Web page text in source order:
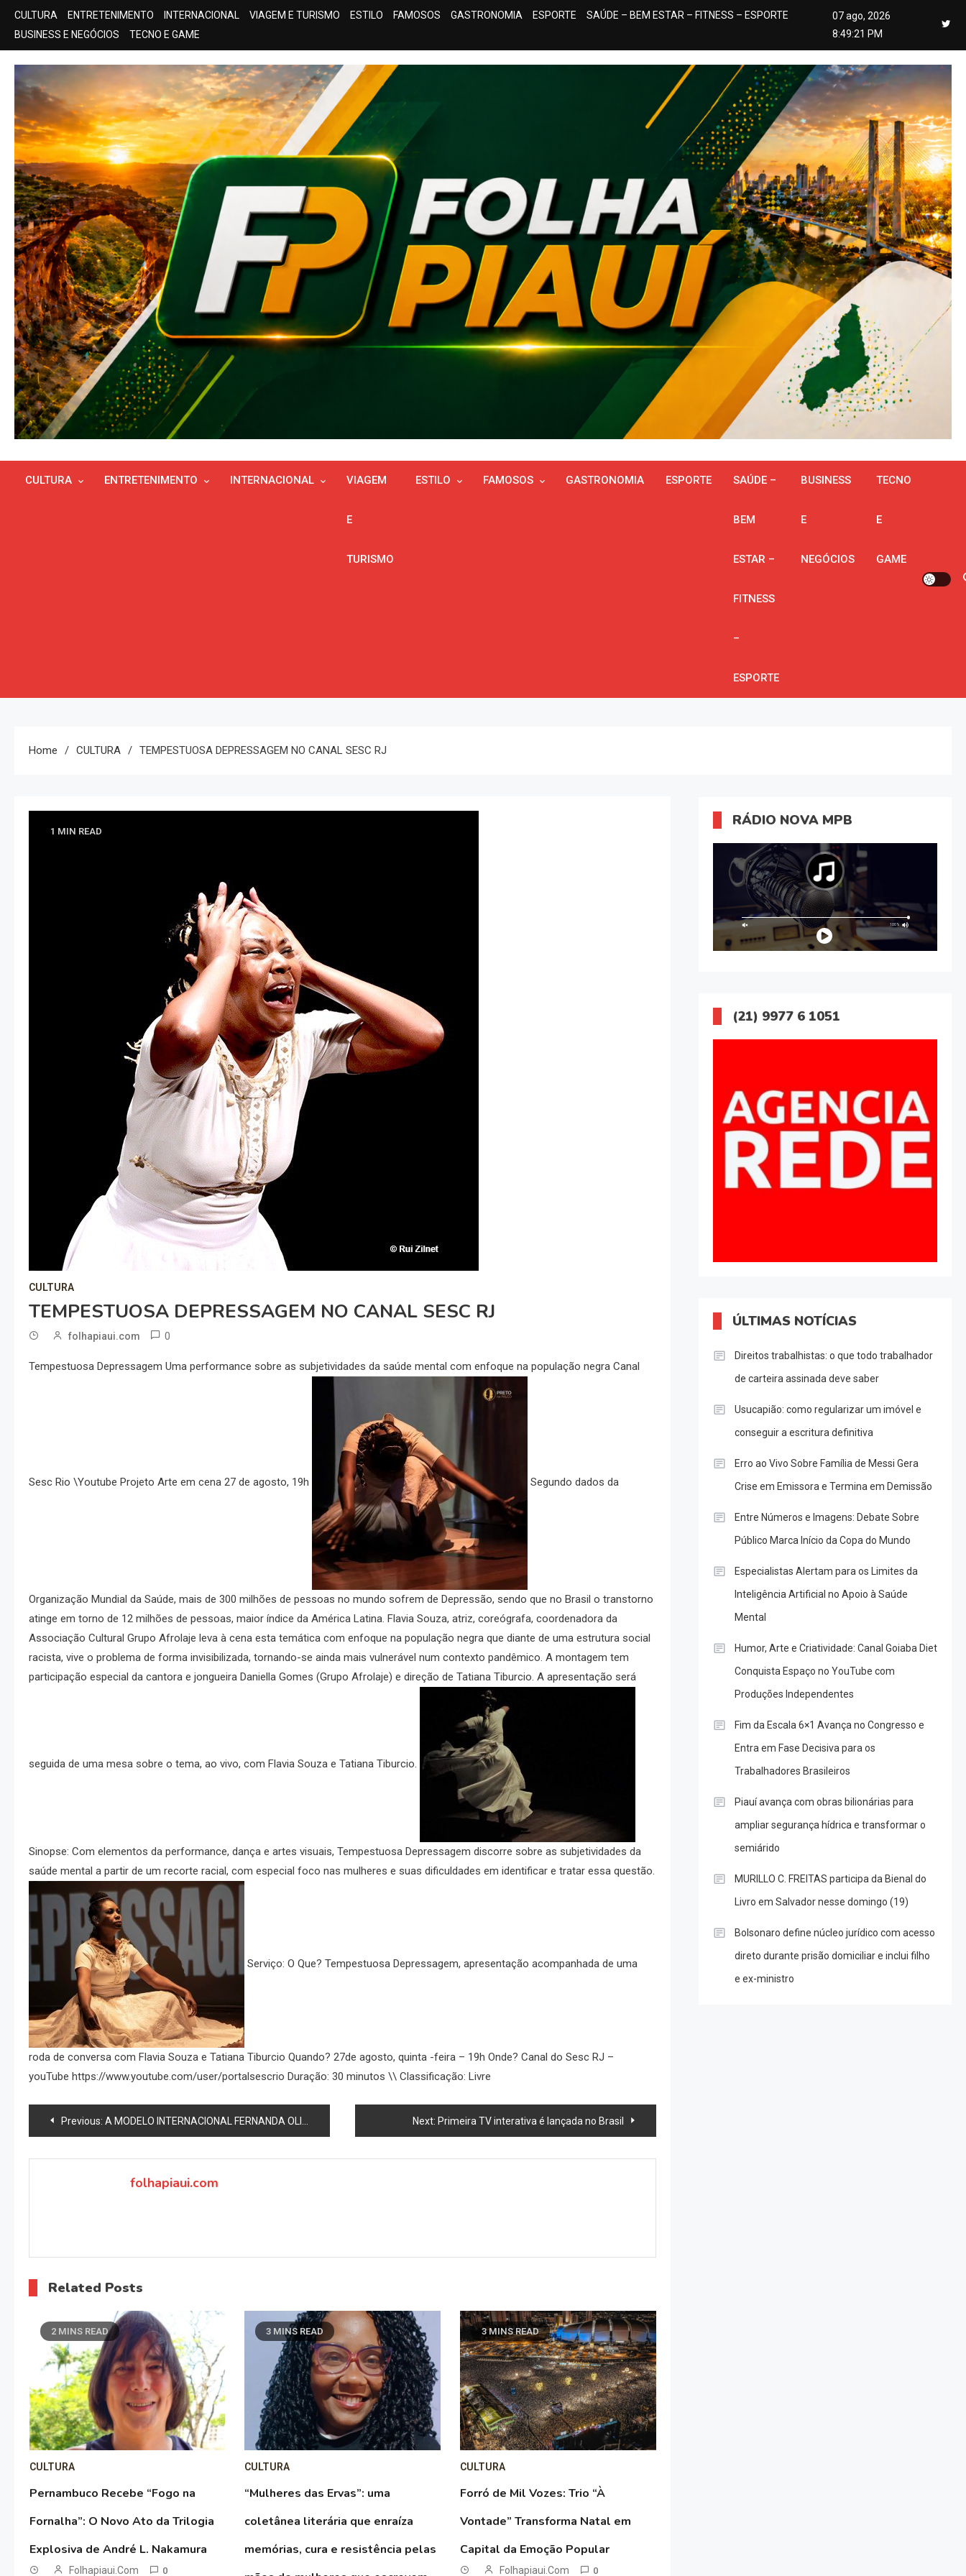
Skip
content
CULTURA ENTRETENIMENTO INTERNACIONAL VIAGEM E TURISMO ESTILO FAMOSOS GASTRONOMIA ESPORTE
SAÚDE – BEM ESTAR – FITNESS – ESPORTE
BUSINESS E NEGÓCIOS
TECNO E GAME
07 ago, 2026
8:49:23 PM
CULTURA ENTRETENIMENTO INTERNACIONAL VIAGEM
E
TURISMO
ESTILO FAMOSOS GASTRONOMIA ESPORTE SAÚDE –
BEM
ESTAR –
FITNESS
–
ESPORTE
BUSINESS
E
NEGÓCIOS
TECNO
E
GAME
Home CULTURA TEMPESTUOSA DEPRESSAGEM NO CANAL SESC RJ
1 MIN READ
CULTURA
TEMPESTUOSA DEPRESSAGEM NO CANAL SESC RJ
folhapiaui.com 0
Tempestuosa Depressagem Uma performance sobre as subjetividades da saúde mental com enfoque na população negra Canal
Sesc Rio \Youtube Projeto Arte em cena 27 de agosto, 19h Segundo dados da
Organização Mundial da Saúde, mais de 300 milhões de pessoas no mundo sofrem de Depressão, sendo que no Brasil o transtorno
atinge em torno de 12 milhões de pessoas, maior índice da América Latina. Flavia Souza, atriz, coreógrafa, coordenadora da
Associação Cultural Grupo Afrolaje leva à cena esta temática com enfoque na população negra que diante de uma estrutura social
racista, vive o problema de forma invisibilizada, tornando-se ainda mais vulnerável num contexto pandêmico. A montagem tem
participação especial da cantora e jongueira Daniella Gomes (Grupo Afrolaje) e direção de Tatiana Tiburcio. A apresentação será
seguida de uma mesa sobre o tema, ao vivo, com Flavia Souza e Tatiana Tiburcio.
Sinopse: Com elementos da performance, dança e artes visuais, Tempestuosa Depressagem discorre sobre as subjetividades da
saúde mental a partir de um recorte racial, com especial foco nas mulheres e suas dificuldades em identificar e tratar essa questão.
Serviço: O Que? Tempestuosa Depressagem, apresentação acompanhada de uma
roda de conversa com Flavia Souza e Tatiana Tiburcio Quando? 27de agosto, quinta -feira – 19h Onde? Canal do Sesc RJ –
youTube https://www.youtube.com/user/portalsescrio Duração: 30 minutos \\ Classificação: Livre
Navegação
de
Previous: A MODELO INTERNACIONAL FERNANDA OLIVE FOI FLAGRADA COM NOVO AFFAIR Next: Primeira TV interativa é lançada no Brasil
folhapiaui.com
Related Posts
2 MINS READ
CULTURA
Pernambuco Recebe “Fogo na
Fornalha”: O Novo Ato da Trilogia
Explosiva de André L. Nakamura
Folhapiaui.com 0
3 MINS READ
CULTURA
“Mulheres das Ervas”: uma
coletânea literária que enraíza
memórias, cura e resistência pelas
3 MINS READ
CULTURA
Forró de Mil Vozes: Trio “À
Vontade” Transforma Natal em
Capital da Emoção Popular
Folhapiaui.com 0
RÁDIO NOVA MPB
(21) 9977 6 1051
ÚLTIMAS NOTÍCIAS
Direitos trabalhistas: o que todo trabalhador
de carteira assinada deve saber
Usucapião: como regularizar um imóvel e
conseguir a escritura definitiva
Erro ao Vivo Sobre Família de Messi Gera
Crise em Emissora e Termina em Demissão
Entre Números e Imagens: Debate Sobre
Público Marca Início da Copa do Mundo
Especialistas Alertam para os Limites da
Inteligência Artificial no Apoio à Saúde
Mental
Humor, Arte e Criatividade: Canal Goiaba Diet
Conquista Espaço no YouTube com
Produções Independentes
Fim da Escala 6×1 Avança no Congresso e
Entra em Fase Decisiva para os
Trabalhadores Brasileiros
Piauí avança com obras bilionárias para
ampliar segurança hídrica e transformar o
semiárido
MURILLO C. FREITAS participa da Bienal do
Livro em Salvador nesse domingo (19)
Bolsonaro define núcleo jurídico com acesso
direto durante prisão domiciliar e inclui filho
e ex-ministro